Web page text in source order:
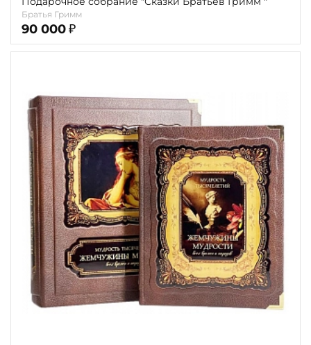
Братья Гримм
90 000 ₽